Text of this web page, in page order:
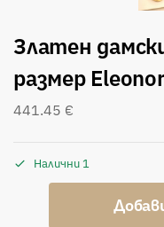
Златен
размер
441.45 €
Налични 1